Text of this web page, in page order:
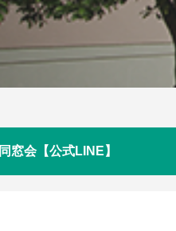
同窓会【公式LINE】